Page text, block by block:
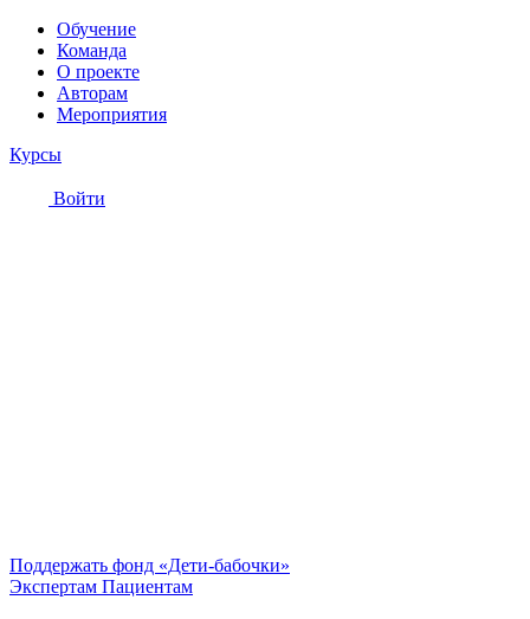
Обучение
Команда
О проекте
Авторам
Мероприятия
Курсы
Войти
Поддержать фонд «Дети-бабочки»
Экспертам Пациентам